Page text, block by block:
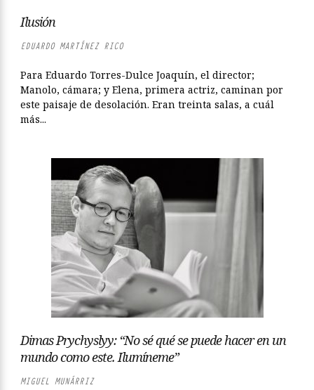
Ilusión
EDUARDO MARTÍNEZ RICO
Para Eduardo Torres-Dulce Joaquín, el director;
Manolo, cámara; y Elena, primera actriz, caminan por
este paisaje de desolación. Eran treinta salas, a cuál
más...
Dimas Prychyslyy: “No sé qué se puede hacer en un
mundo como este. Ilumíneme”
MIGUEL MUNÁRRIZ